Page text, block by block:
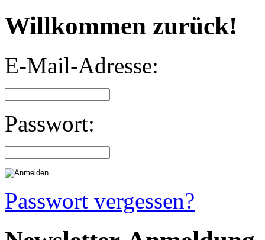
Willkommen zurück!
E-Mail-Adresse:
Passwort:
Passwort vergessen?